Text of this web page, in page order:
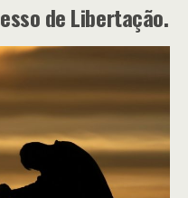
de Libertação.